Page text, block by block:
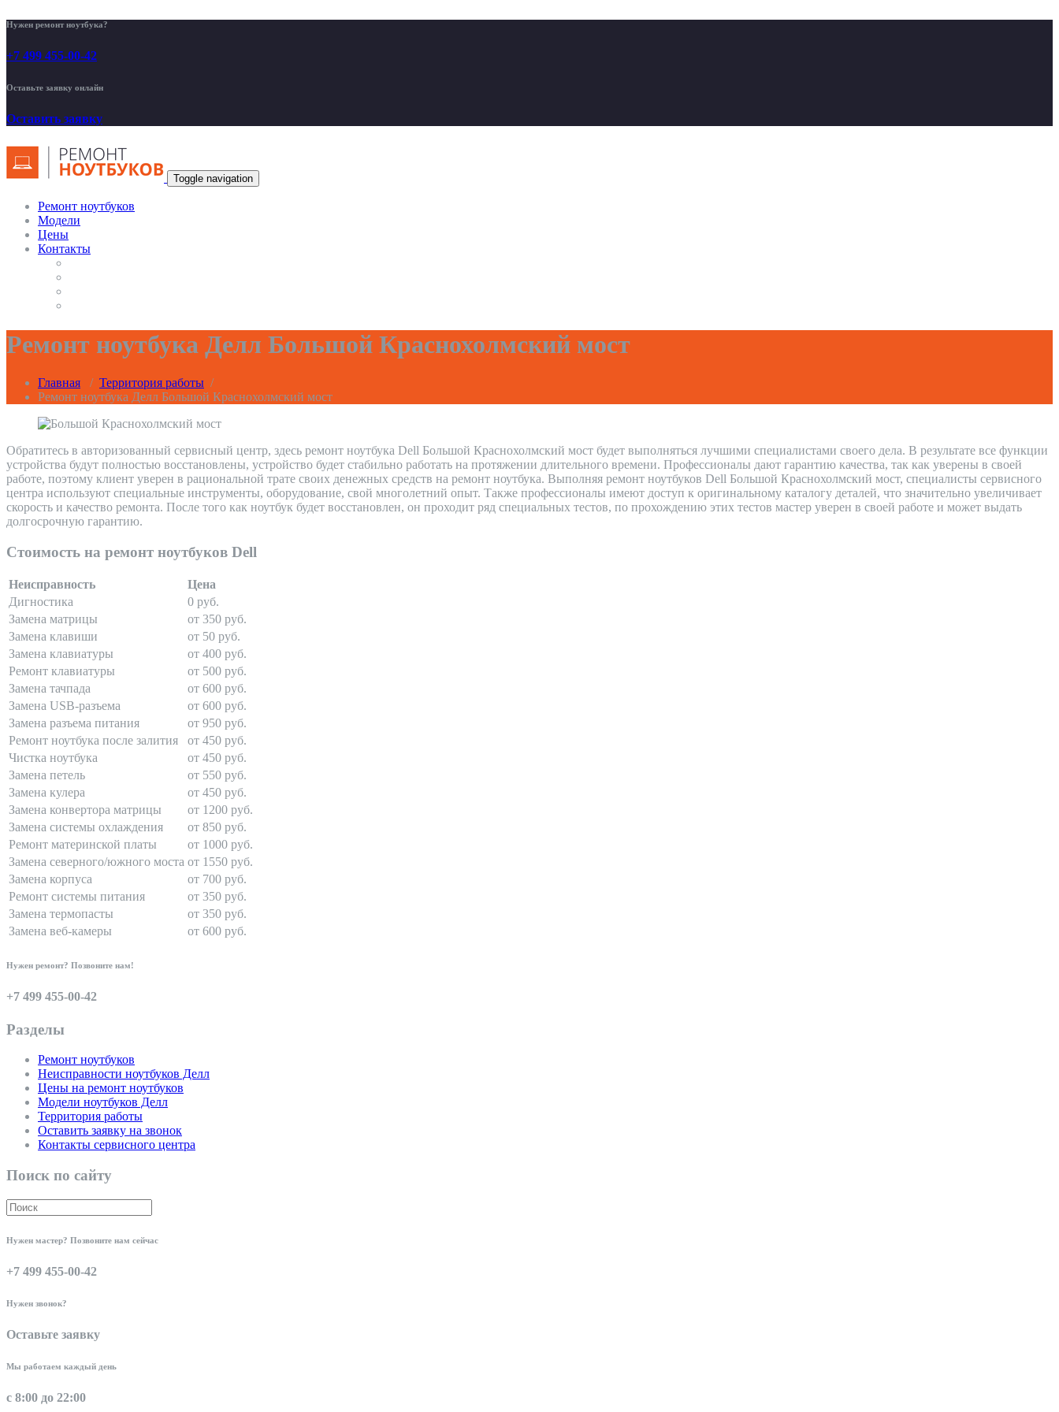
Нужен ремонт ноутбука?
+7 499 455-00-42
Оставьте заявку онлайн
Оставить заявку
Toggle navigation
Ремонт ноутбуков
Модели
Цены
Контакты
Ремонт ноутбука Делл Большой Краснохолмский мост
Главная / Территория работы /
Ремонт ноутбука Делл Большой Краснохолмский мост
Обратитесь в авторизованный сервисный центр, здесь ремонт ноутбука Dell Большой Краснохолмский мост будет выполняться лучшими специалистами своего дела. В результате все функции
устройства будут полностью восстановлены, устройство будет стабильно работать на протяжении длительного времени. Профессионалы дают гарантию качества, так как уверены в своей
работе, поэтому клиент уверен в рациональной трате своих денежных средств на ремонт ноутбука. Выполняя ремонт ноутбуков Dell Большой Краснохолмский мост, специалисты сервисного
центра используют специальные инструменты, оборудование, свой многолетний опыт. Также профессионалы имеют доступ к оригинальному каталогу деталей, что значительно увеличивает
скорость и качество ремонта. После того как ноутбук будет восстановлен, он проходит ряд специальных тестов, по прохождению этих тестов мастер уверен в своей работе и может выдать
долгосрочную гарантию.
Стоимость на ремонт ноутбуков Dell
Неисправность
Цена
Дигностика
0 руб.
Замена матрицы
от 350 руб.
Замена клавиши
от 50 руб.
Замена клавиатуры
от 400 руб.
Ремонт клавиатуры
от 500 руб.
Замена тачпада
от 600 руб.
Замена USB-разъема
от 600 руб.
Замена разъема питания
от 950 руб.
Ремонт ноутбука после залития
от 450 руб.
Чистка ноутбука
от 450 руб.
Замена петель
от 550 руб.
Замена кулера
от 450 руб.
Замена конвертора матрицы
от 1200 руб.
Замена системы охлаждения
от 850 руб.
Ремонт материнской платы
от 1000 руб.
Замена северного/южного моста от 1550 руб.
Замена корпуса
от 700 руб.
Ремонт системы питания
от 350 руб.
Замена термопасты
от 350 руб.
Замена веб-камеры
от 600 руб.
Нужен ремонт? Позвоните нам!
+7 499 455-00-42
Разделы
Ремонт ноутбуков
Неисправности ноутбуков Делл
Цены на ремонт ноутбуков
Модели ноутбуков Делл
Территория работы
Оставить заявку на звонок
Контакты сервисного центра
Поиск по сайту
Нужен мастер? Позвоните нам сейчас
+7 499 455-00-42
Нужен звонок?
Оставьте заявку
Мы работаем каждый день
с 8:00 до 22:00